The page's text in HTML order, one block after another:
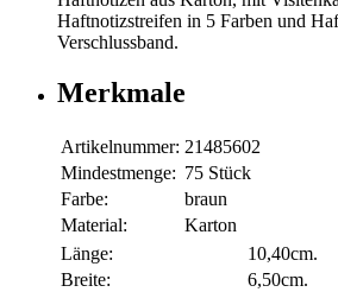
Haftnotizstreifen in 5 Farben und
Verschlussband.
Merkmale
Artikelnummer: 21485602
Mindestmenge: 75 Stück
Farbe:
braun
Material:
Karton
Länge:
10,40cm.
Breite:
6,50cm.